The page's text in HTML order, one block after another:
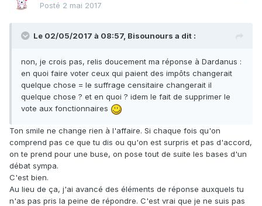
Posté 2 mai 2017
Le 02/05/2017 à 08:57, Bisounours a dit :
non, je crois pas, relis doucement ma réponse à Dardanus :
en quoi faire voter ceux qui paient des impôts changerait
quelque chose = le suffrage censitaire changerait il
quelque chose ? et en quoi ? idem le fait de supprimer le
vote aux fonctionnaires
Ton smile ne change rien à l'affaire. Si chaque fois qu'on
comprend pas ce que tu dis ou qu'on est surpris et pas d'accord,
on te prend pour une buse, on pose tout de suite les bases d'un
débat sympa.
C'est bien.
Au lieu de ça, j'ai avancé des éléments de réponse auxquels tu
n'as pas pris la peine de répondre. C'est vrai que je ne suis pas